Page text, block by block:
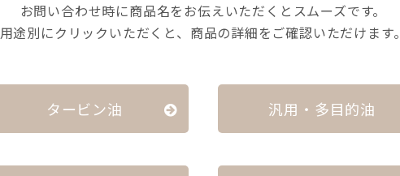
お問い合わせ時に商品名をお伝えいただくとスムーズです。
用途別にクリックいただくと、商品の詳細をご確認いただけます。
タービン油 汎用・多目的油